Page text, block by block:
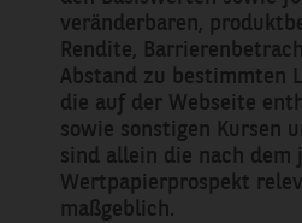
veränderbaren,
Rendite,
Abstand zu bestimmten
die auf der Webseite
sowie sonstigen Kursen
sind allein die nach dem
Wertpapierprospekt
maßgeblich.